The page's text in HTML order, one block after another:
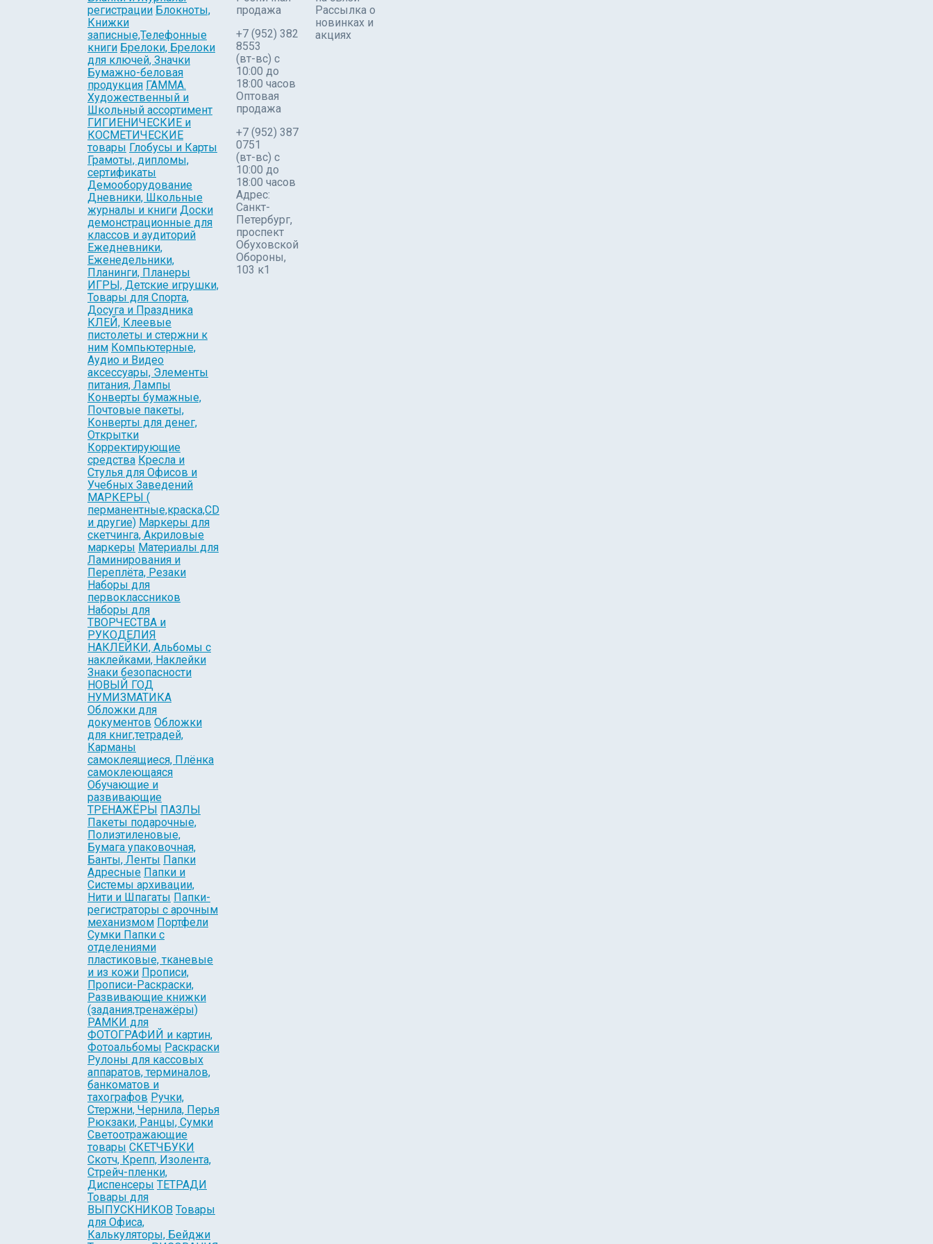
регистрации Блокноты,
Книжки
записные,Телефонные
книги Брелоки, Брелоки
для ключей, Значки
Бумажно-беловая
продукция ГАММА.
Художественный и
Школьный ассортимент
ГИГИЕНИЧЕСКИЕ и
КОСМЕТИЧЕСКИЕ
товары Глобусы и Карты
Грамоты, дипломы,
сертификаты
Демооборудование
Дневники, Школьные
журналы и книги Доски
демонстрационные для
классов и аудиторий
Ежедневники,
Еженедельники,
Планинги, Планеры
ИГРЫ, Детские игрушки,
Товары для Спорта,
Досуга и Праздника
КЛЕЙ, Клеевые
пистолеты и стержни к
ним Компьютерные,
Аудио и Видео
аксессуары, Элементы
питания, Лампы
Конверты бумажные,
Почтовые пакеты,
Конверты для денег,
Открытки
Корректирующие
средства Кресла и
Стулья для Офисов и
Учебных Заведений
МАРКЕРЫ (
перманентные,краска,CD
и другие) Маркеры для
скетчинга, Акриловые
маркеры Материалы для
Ламинирования и
Переплёта, Резаки
Наборы для
первоклассников
Наборы для
ТВОРЧЕСТВА и
РУКОДЕЛИЯ
НАКЛЕЙКИ, Альбомы с
наклейками, Наклейки
Знаки безопасности
НОВЫЙ ГОД
НУМИЗМАТИКА
Обложки для
документов Обложки
для книг,тетрадей,
Карманы
самоклеящиеся, Плёнка
самоклеющаяся
Обучающие и
развивающие
ТРЕНАЖЁРЫ ПАЗЛЫ
Пакеты подарочные,
Полиэтиленовые,
Бумага упаковочная,
Банты, Ленты Папки
Адресные Папки и
Системы архивации,
Нити и Шпагаты Папки-
регистраторы с арочным
механизмом Портфели
Сумки Папки с
отделениями
пластиковые, тканевые
и из кожи Прописи,
Прописи-Раскраски,
Развивающие книжки
(задания,тренажёры)
РАМКИ для
ФОТОГРАФИЙ и картин,
Фотоальбомы Раскраски
Рулоны для кассовых
аппаратов, терминалов,
банкоматов и
тахографов Ручки,
Стержни, Чернила, Перья
Рюкзаки, Ранцы, Сумки
Светоотражающие
товары СКЕТЧБУКИ
Скотч, Крепп, Изолента,
Стрейч-пленки,
Диспенсеры ТЕТРАДИ
Товары для
ВЫПУСКНИКОВ Товары
для Офиса,
Калькуляторы, Бейджи
продажа
+7 (952) 382
8553
(вт-вс) c
10:00 до
18:00 часов
Оптовая
продажа
+7 (952) 387
0751
(вт-вс) с
10:00 до
18:00 часов
Адрес:
Санкт-
Петербург,
проспект
Обуховской
Обороны,
103 к1
Рассылка о
новинках и
акциях